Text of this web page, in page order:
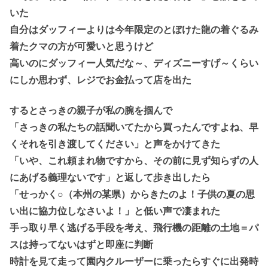
いた
自分はダッフィーよりは今年限定のとぼけた龍の着ぐるみ
着たクマの方が可愛いと思うけど
高いのにダッフィー人気だな～、ディズニーすげ～くらい
にしか思わず、レジでお金払って店を出た
するとさっきの親子が私の腕を掴んで
「さっきの私たちの話聞いてたから買ったんですよね、早
くそれを引き渡してください」と声をかけてきた
「いや、これ頼まれ物ですから、その前に見ず知らずの人
にあげる義理ないです」と返して歩き出したら
「せっかく○（本州の某県）からきたのよ！子供の夏の思
い出に協力位しなさいよ！」と低い声で凄まれた
手っ取り早く逃げる手段を考え、飛行機の距離の土地＝パ
スは持ってないはずと即座に判断
時計を見て走って園内クルーザーに乗ったらすぐに出発時